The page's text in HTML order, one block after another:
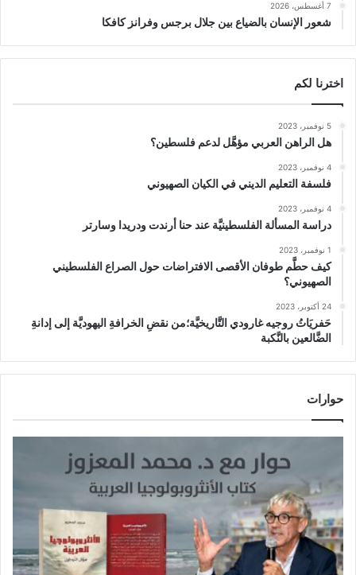
7 أغسطس، 2026
شعور الإنسان بالضياع بين جلال برجس وفرانز كافكا
اخترنا لكم
5 نوفمبر، 2023
هل الراهن العربي مؤهَّل لدعم فلسطين؟
4 نوفمبر، 2023
فلسفة التعليم الديني في الكيان الصهيوني
4 نوفمبر، 2023
دراسة المسألة الفلسطينيَّة عند حنا أرندت ودريدا وسارتر
1 نوفمبر، 2023
كيف حطَّم طوفان الأقصى الافتراضات حول الصراع الفلسطيني
الصهيوني؟
24 أكتوبر، 2023
حَفريَاتُ روجيه غارودي التَّاريخيَّة؛من نقضِ الخرافةِ اليهوديَّة إلى إدانةِ
الضَّالعين بالنَّكبة
حوارات